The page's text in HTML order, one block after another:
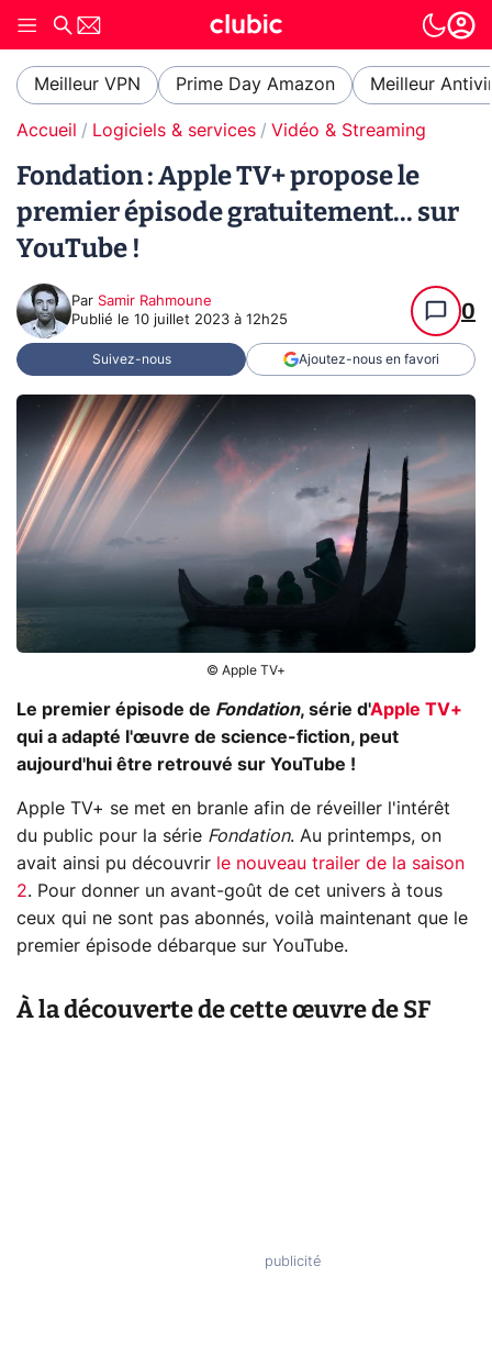
Meilleur VPN Prime Day Amazon Meilleur
Accueil Logiciels & services Vidéo & Streaming
Fondation : Apple TV+ propose le
premier épisode gratuitement... sur
YouTube !
Par Samir Rahmoune
Publié le 10 juillet 2023 à 12h25 0
Suivez-nous Ajoutez-nous en favori
© Apple TV+
Le premier épisode de Fondation, série d'Apple TV+
qui a adapté l'œuvre de science-fiction, peut
aujourd'hui être retrouvé sur YouTube !
Apple TV+ se met en branle afin de réveiller l'intérêt
du public pour la série Fondation. Au printemps, on
avait ainsi pu découvrir le nouveau trailer de la saison
2. Pour donner un avant-goût de cet univers à tous
ceux qui ne sont pas abonnés, voilà maintenant que le
premier épisode débarque sur YouTube.
À la découverte de cette œuvre de SF